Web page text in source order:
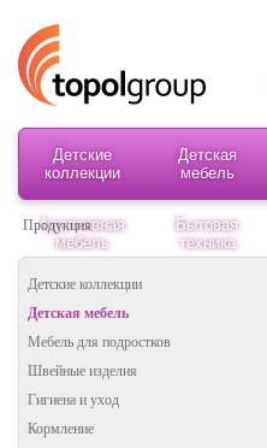
Детские
коллекции
Детская
мебель
Адаптивная
мебель
Бытовая
техника
Продукция
Детские коллекции
Детская мебель
Мебель для подростков
Швейные изделия
Гигиена и уход
Кормление